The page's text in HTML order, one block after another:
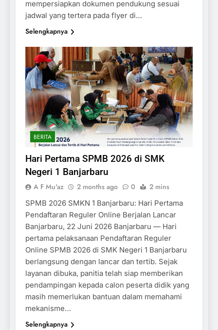
mempersiapkan dokumen pendukung sesuai
jadwal yang tertera pada flyer di…
Selengkapnya
BERITA
Hari Pertama SPMB 2026 di SMK
Negeri 1 Banjarbaru
A F Mu'az 2 months ago 0 2 mins
SPMB 2026 SMKN 1 Banjarbaru: Hari Pertama
Pendaftaran Reguler Online Berjalan Lancar
Banjarbaru, 22 Juni 2026 Banjarbaru — Hari
pertama pelaksanaan Pendaftaran Reguler
Online SPMB 2026 di SMK Negeri 1 Banjarbaru
berlangsung dengan lancar dan tertib. Sejak
layanan dibuka, panitia telah siap memberikan
pendampingan kepada calon peserta didik yang
masih memerlukan bantuan dalam memahami
mekanisme…
Selengkapnya